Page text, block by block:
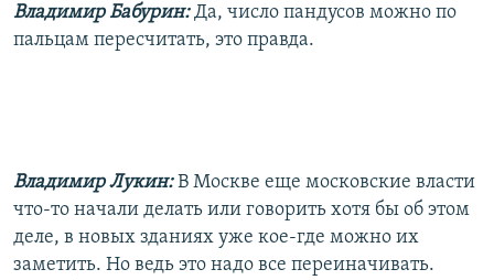
Владимир Бабурин: Да, число пандусов можно по
пальцам пересчитать, это правда.
Владимир Лукин: В Москве еще московские власти
что-то начали делать или говорить хотя бы об этом
деле, в новых зданиях уже кое-где можно их
заметить. Но ведь это надо все переиначивать.